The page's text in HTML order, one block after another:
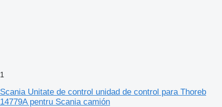
1
Scania Unitate de control unidad de control para Thoreb
14779A pentru Scania camión